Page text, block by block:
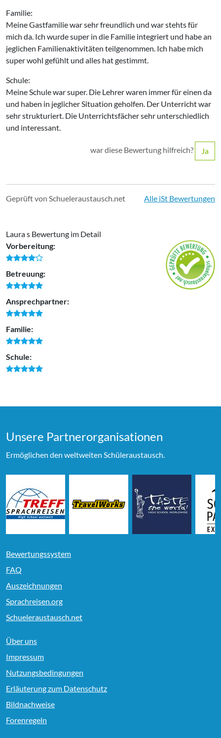
Familie:
Meine Gastfamilie war sehr freundlich und war stehts für
mich da. Ich wurde super in die Familie integriert und habe an
jeglichen Familienaktivitäten teilgenommen. Ich habe mich
super wohl gefühlt und alles hat gestimmt.
Schule:
Meine Schule war super. Die Lehrer waren immer für einen da
und haben in jeglicher Situation geholfen. Der Unterricht war
sehr strukturiert. Die Unterrichtsfächer sehr unterschiedlich
und interessant.
war diese Bewertung hilfreich? Ja
Geprüft von Schueleraustausch.net Alle iSt Bewertungen
Laura s Bewertung im Detail
Vorbereitung:
Betreuung:
Ansprechpartner:
Familie:
Schule:
Unsere Partner­organi­sationen
Ermöglichen den weltweiten Schüleraustausch.
Bewertungssystem
FAQ
Auszeichnungen
Sprachreisen.org
Schueleraustausch.net
Über uns
Impressum
Nutzungsbedingungen
Erläuterung zum Datenschutz
Bildnachweise
Forenregeln